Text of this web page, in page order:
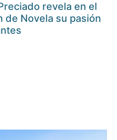
revela en el
de Novela su pasión